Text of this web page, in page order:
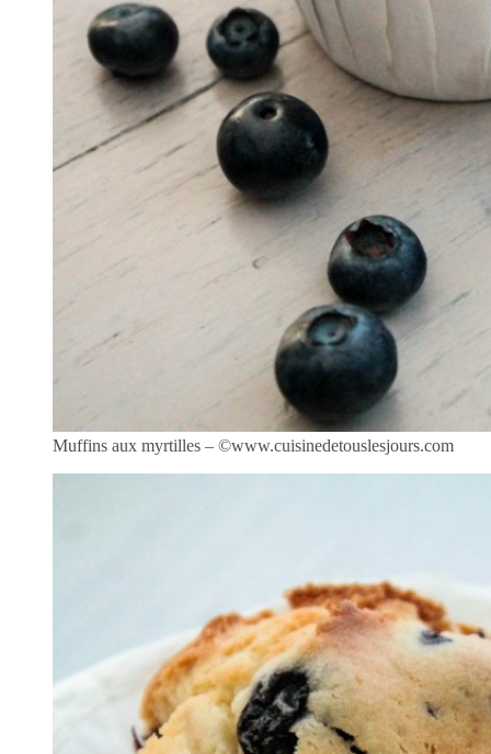
Muffins aux myrtilles – ©www.cuisinedetouslesjours.com